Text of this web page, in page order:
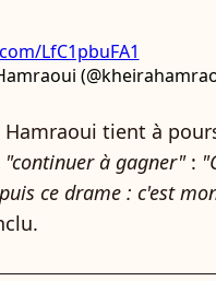
LfC1pbuFA1
tient à
"continuer à gagner":
ce drame : c'est